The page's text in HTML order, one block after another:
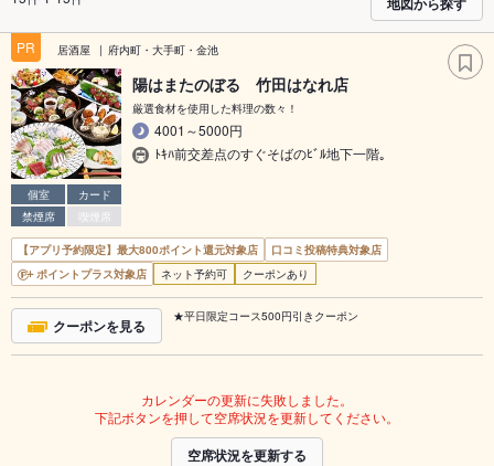
PR 居酒屋 府内町・大手町・金池
個室
カード
禁煙席
喫煙席
陽はまたのぼる 竹田はなれ店
厳選食材を使用した料理の数々！
4001～5000円
ﾄｷﾊ前交差点のすぐそばのﾋﾞﾙ地下一階｡
【アプリ予約限定】最大800ポイント還元対象店
口コミ投稿特典対象店
ポイントプラス対象店
ネット予約可 クーポンあり
クーポンを見る ★平日限定コース500円引きクーポン
カレンダーの更新に失敗しました。
下記ボタンを押して空席状況を更新してください。
空席状況を更新する